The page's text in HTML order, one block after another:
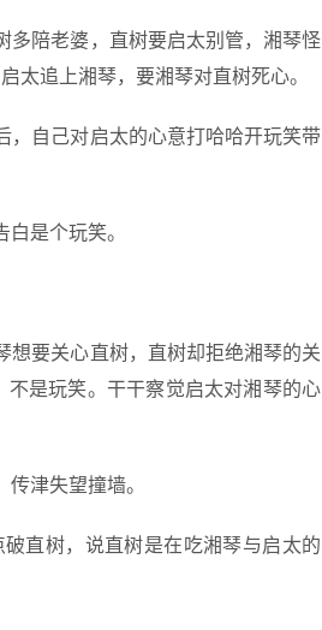
多陪老婆，直树要启太别管，湘琴怪
太追上湘琴，要湘琴对直树死心。
，自己对启太的心意打哈哈开玩笑带
是个玩笑。
想要关心直树，直树却拒绝湘琴的关
是玩笑。干干察觉启太对湘琴的心
津失望撞墙。
直树，说直树是在吃湘琴与启太的